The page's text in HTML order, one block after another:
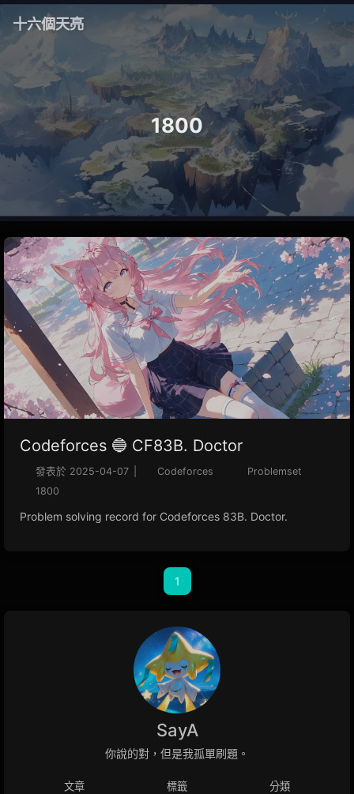
十六個天亮
1800
Codeforces 🔵 CF83B. Doctor
發表於 2025-04-07 Codeforces
Problemset
1800
Problem solving record for Codeforces 83B. Doctor.
1
SayA
你說的對，但是我孤單刷題。
文章 標籤 分類